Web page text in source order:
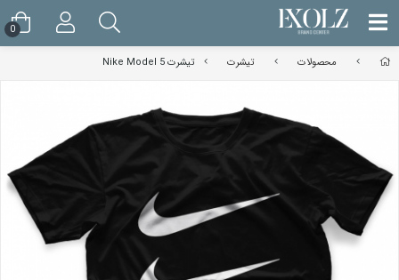
محصولات تیشرت تیشرت Nike Model 5
0